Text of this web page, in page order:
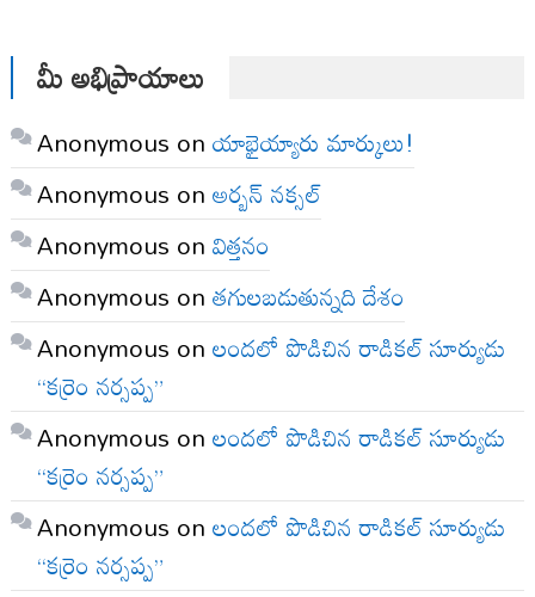
మీ అభిప్రాయాలు
Anonymous onయాభైయ్యారు మార్కులు!
Anonymous onఅర్బన్ నక్సల్
Anonymous onవిత్తనం
Anonymous onతగులబడుతున్నది దేశం
Anonymous onలందలో పొడిచిన రాడికల్ సూర్యుడు
“కర్రెం నర్సప్ప”
Anonymous onలందలో పొడిచిన రాడికల్ సూర్యుడు
“కర్రెం నర్సప్ప”
Anonymous onలందలో పొడిచిన రాడికల్ సూర్యుడు
“కర్రెం నర్సప్ప”